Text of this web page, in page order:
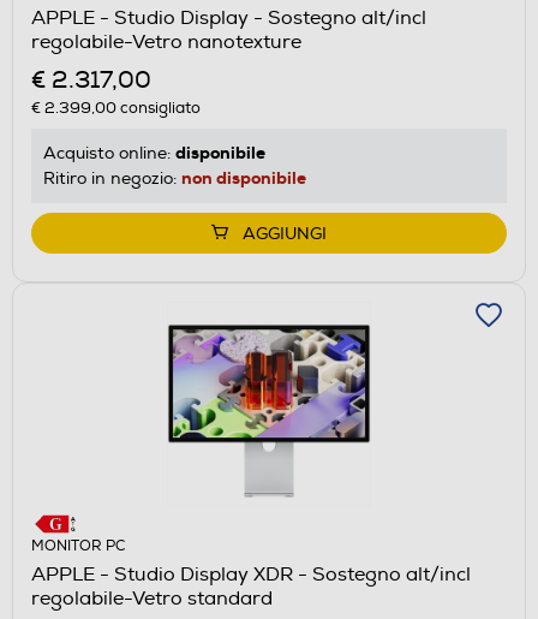
APPLE - Studio Display - Sostegno alt/incl
regolabile-Vetro nanotexture
€ 2.317,00
€ 2.399,00consigliato
Acquisto online: disponibile
Ritiro in negozio: non disponibile
AGGIUNGI
MONITOR PC
APPLE - Studio Display XDR - Sostegno alt/incl
regolabile-Vetro standard